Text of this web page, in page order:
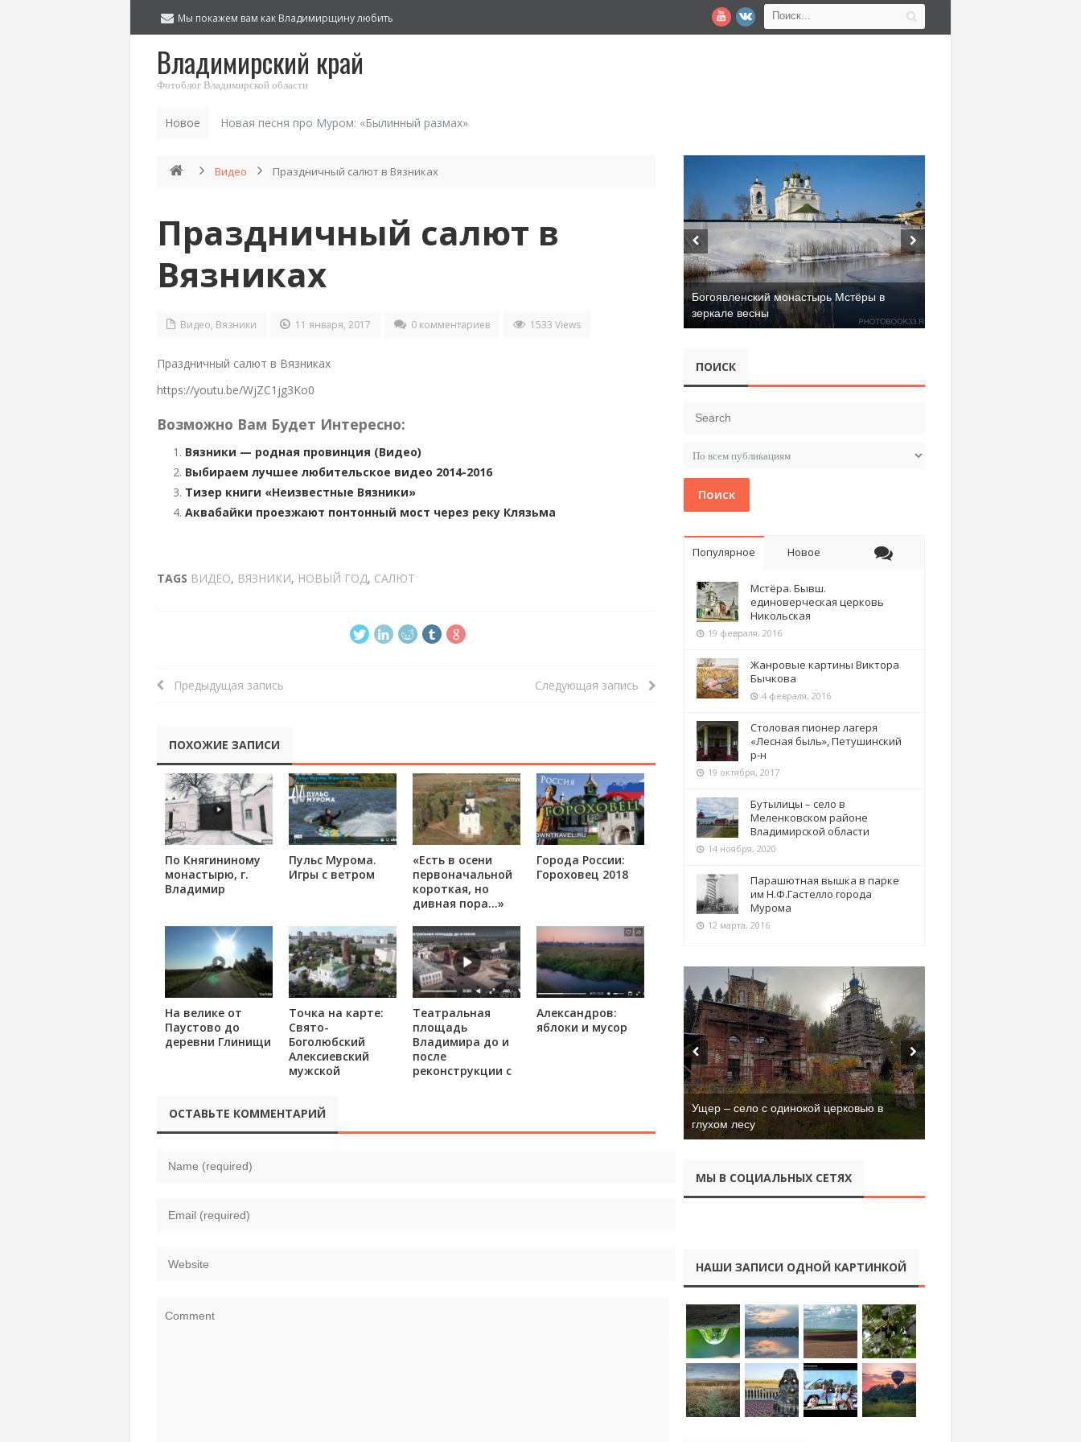
Мы покажем вам как Владимирщину любить
Владимирский край
Фотоблог Владимирской области
Новое Новая песня про Муром: «Былинный размах»
Видео Праздничный салют в Вязниках
Праздничный салют в
Вязниках
Видео, Вязники 11 января, 2017 0 комментариев 1533 Views
Праздничный салют в Вязниках
https://youtu.be/WjZC1jg3Ko0
Возможно Вам Будет Интересно:
Вязники — родная провинция (Видео)
Выбираем лучшее любительское видео 2014-2016
Тизер книги «Неизвестные Вязники»
Аквабайки проезжают понтонный мост через реку Клязьма
TAGS ВИДЕО, ВЯЗНИКИ, НОВЫЙ ГОД, САЛЮТ
Предыдущая запись Следующая запись
ПОХОЖИЕ ЗАПИСИ
По Княгининому
монастырю, г.
Владимир
Пульс Мурома.
Игры с ветром
«Есть в осени
первоначальной
короткая, но
дивная пора…»
Города России:
Гороховец 2018
На велике от
Паустово до
деревни Глинищи
Точка на карте:
Свято-
Боголюбский
Алексиевский
мужской
Театральная
площадь
Владимира до и
после
реконструкции с
Александров:
яблоки и мусор
ОСТАВЬТЕ КОММЕНТАРИЙ
Богоявленский монастырь Мстёры в
зеркале весны
ПОИСК
Поиск
Популярное Новое
Мстёра. Бывш.
единоверческая церковь
Никольская
19 февраля, 2016
Жанровые картины Виктора
Бычкова
4 февраля, 2016
Столовая пионер лагеря
«Лесная быль», Петушинский
р-н
19 октября, 2017
Бутылицы – село в
Меленковском районе
Владимирской области
14 ноября, 2020
Парашютная вышка в парке
им Н.Ф.Гастелло города
Мурома
12 марта, 2016
Ущер – село с одинокой церковью в
глухом лесу
МЫ В СОЦИАЛЬНЫХ СЕТЯХ
НАШИ ЗАПИСИ ОДНОЙ КАРТИНКОЙ